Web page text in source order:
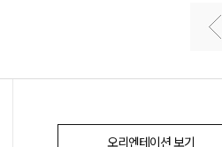
오리엔테이션 보기